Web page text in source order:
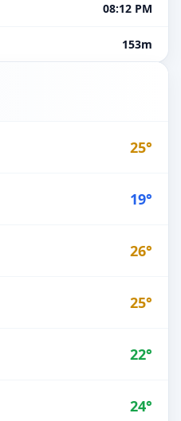
08:12 PM
153m
25°
19°
26°
25°
22°
24°